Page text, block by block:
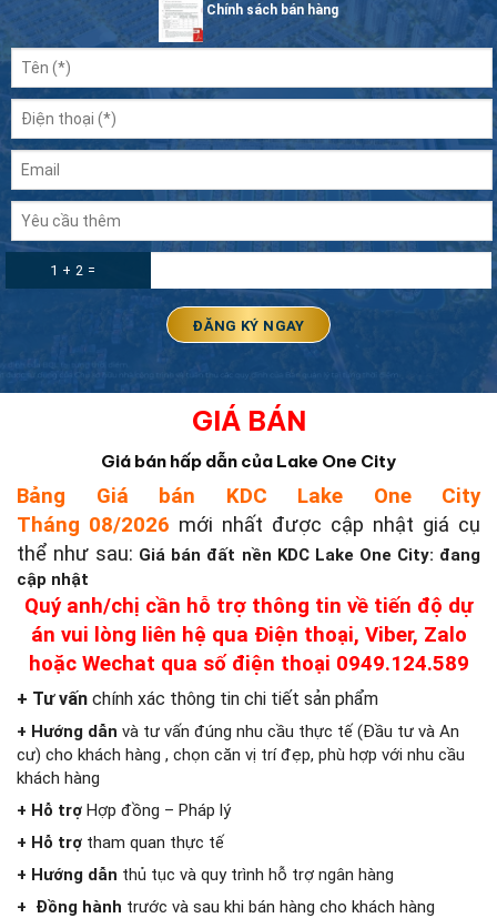
Chính sách bán hàng
1 + 2 =
GIÁ BÁN
Giá bán hấp dẫn của Lake One City
Bảng Giá bán KDC Lake One City
Tháng 08/2026 mới nhất được cập nhật giá cụ
thể như sau: Giá bán đất nền KDC Lake One City: đang
cập nhật
Quý anh/chị cần hỗ trợ thông tin về tiến độ dự
án vui lòng liên hệ qua Điện thoại, Viber, Zalo
hoặc Wechat qua số điện thoại 0949.124.589
+ Tư vấn chính xác thông tin chi tiết sản phẩm
+ Hướng dẫn và tư vấn đúng nhu cầu thực tế (Đầu tư và An
cư) cho khách hàng , chọn căn vị trí đẹp, phù hợp với nhu cầu
khách hàng
+ Hỗ trợ Hợp đồng – Pháp lý
+ Hỗ trợ tham quan thực tế
+ Hướng dẫn thủ tục và quy trình hỗ trợ ngân hàng
+ Đồng hành trước và sau khi bán hàng cho khách hàng